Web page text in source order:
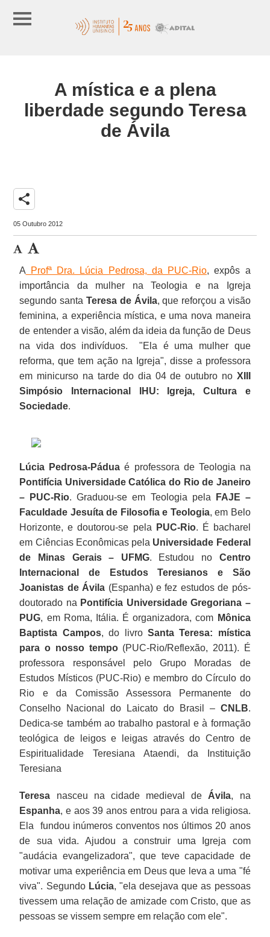
A mística e a plena
liberdade segundo Teresa
de Ávila
share
05 Outubro 2012
A Profª Dra. Lúcia Pedrosa, da PUC-Rio, expôs a
importância da mulher na Teologia e na Igreja
segundo santa Teresa de Ávila, que reforçou a visão
feminina, a experiência mística, e uma nova maneira
de entender a visão, além da ideia da função de Deus
na vida dos indivíduos. "Ela é uma mulher que
reforma, que tem ação na Igreja", disse a professora
em minicurso na tarde do dia 04 de outubro noXIII
Simpósio Internacional IHU: Igreja, Cultura e
Sociedade.
Lúcia Pedrosa-Pádua é professora de Teologia na
Pontifícia Universidade Católica do Rio de Janeiro
– PUC-Rio. Graduou-se em Teologia pela
FAJE –
Faculdade Jesuíta de Filosofia e Teologia, em Belo
Horizonte, e doutorou-se pela
PUC-Rio. É bacharel
em Ciências Econômicas pela Universidade Federal
de Minas Gerais – UFMG. Estudou no Centro
Internacional de Estudos Teresianos e São
Joanistas de Ávila (Espanha) e fez estudos de pós-
doutorado na Pontifícia Universidade Gregoriana –
PUG, em Roma, Itália. É organizadora, com Mônica
Baptista Campos, do livro Santa Teresa: mística
para o nosso tempo(PUC-Rio/Reflexão, 2011). É
professora responsável pelo Grupo Moradas de
Estudos Místicos (PUC-Rio) e membro do Círculo do
Rio e da Comissão Assessora Permanente do
Conselho Nacional do Laicato do Brasil – CNLB.
Dedica-se também ao trabalho pastoral e à formação
teológica de leigos e leigas através do Centro de
Espiritualidade Teresiana Ataendi, da Instituição
Teresiana
Teresa nasceu na cidade medieval de Ávila, na
Espanha, e aos 39 anos entrou para a vida religiosa.
Ela fundou inúmeros conventos nos últimos 20 anos
de sua vida. Ajudou a construir uma Igreja com
"audácia evangelizadora", que teve capacidade de
motivar uma experiência em Deus que leva a uma "fé
viva". Segundo Lúcia, "ela desejava que as pessoas
tivessem uma relação de amizade com Cristo, que as
pessoas se vissem sempre em relação com ele".